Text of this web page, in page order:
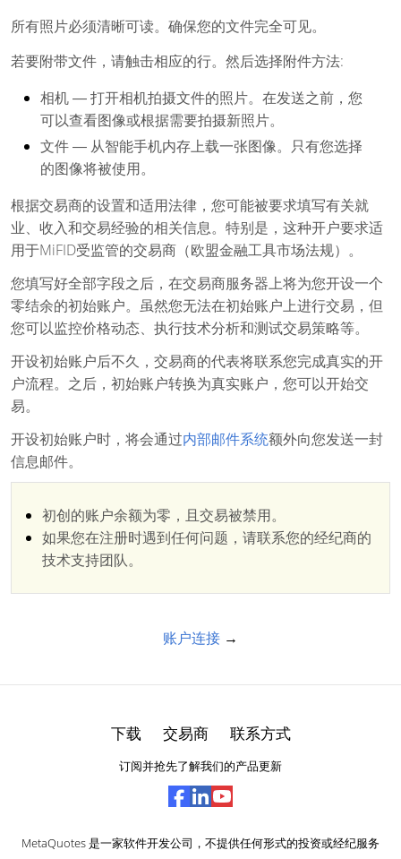
所有照片必须清晰可读。确保您的文件完全可见。
若要附带文件，请触击相应的行。然后选择附件方法:
相机 ― 打开相机拍摄文件的照片。在发送之前，您
可以查看图像或根据需要拍摄新照片。
文件 ― 从智能手机内存上载一张图像。只有您选择
的图像将被使用。
根据交易商的设置和适用法律，您可能被要求填写有关就
业、收入和交易经验的相关信息。特别是，这种开户要求适
用于MiFID受监管的交易商（欧盟金融工具市场法规）。
您填写好全部字段之后，在交易商服务器上将为您开设一个
零结余的初始账户。虽然您无法在初始账户上进行交易，但
您可以监控价格动态、执行技术分析和测试交易策略等。
开设初始账户后不久，交易商的代表将联系您完成真实的开
户流程。之后，初始账户转换为真实账户，您可以开始交
易。
开设初始账户时，将会通过内部邮件系统额外向您发送一封
信息邮件。
初创的账户余额为零，且交易被禁用。
如果您在注册时遇到任何问题，请联系您的经纪商的
技术支持团队。
账户连接 →
下载 交易商 联系方式
订阅并抢先了解我们的产品更新
MetaQuotes 是一家软件开发公司，不提供任何形式的投资或经纪服务